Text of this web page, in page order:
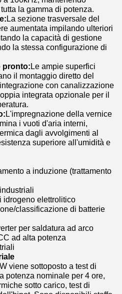
la gamma di potenza.
La sezione trasversale del
aumentata impilando ulteriori
la capacità di gestione
la stessa configurazione di
pronto:Le ampie superfici
il montaggio diretto del
con canalizzazione
integrata opzionale per il
L'impregnazione della vernice
i vuoti d'aria interni,
dagli avvolgimenti al
superiore all'umidità e
a induzione (trattamento
idrogeno elettrolitico
classificazione di batterie
per saldatura ad arco
ad alta potenza
viene sottoposto a test di
potenza nominale per 4 ore,
sotto carico, test di